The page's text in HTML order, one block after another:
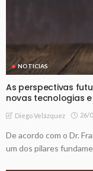
NOTICIAS
As perspectivas
novas tecnologias
Diego Velázquez 26/
De acordo com o Dr.
um dos pilares